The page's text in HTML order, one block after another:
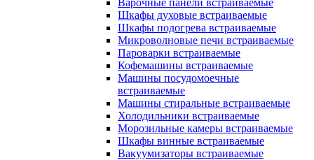
Варочные панели встраиваемые
Шкафы духовые встраиваемые
Шкафы подогрева встраиваемые
Микроволновые печи встраиваемые
Пароварки встраиваемые
Кофемашины встраиваемые
Машины посудомоечные
встраиваемые
Машины стиральные встраиваемые
Холодильники встраиваемые
Морозильные камеры встраиваемые
Шкафы винные встраиваемые
Вакуумизаторы встраиваемые